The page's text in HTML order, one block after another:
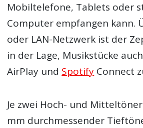
Mobiltelefone, Tablets oder
Computer empfangen kann.
oder LAN-Netzwerk ist der
in der Lage, Musikstücke
AirPlay und Spotify Connect
Je zwei Hoch- und
mm durchmessender